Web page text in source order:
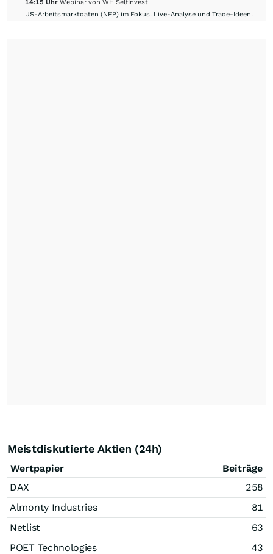
14:15 Uhr Webinar von WH SelfInvest
US-Arbeitsmarktdaten (NFP) im Fokus. Live-Analyse und Trade-Ideen.
Meistdiskutierte Aktien (24h)
Wertpapier
Beiträge
DAX
258
Almonty Industries
81
Netlist
63
POET Technologies
43